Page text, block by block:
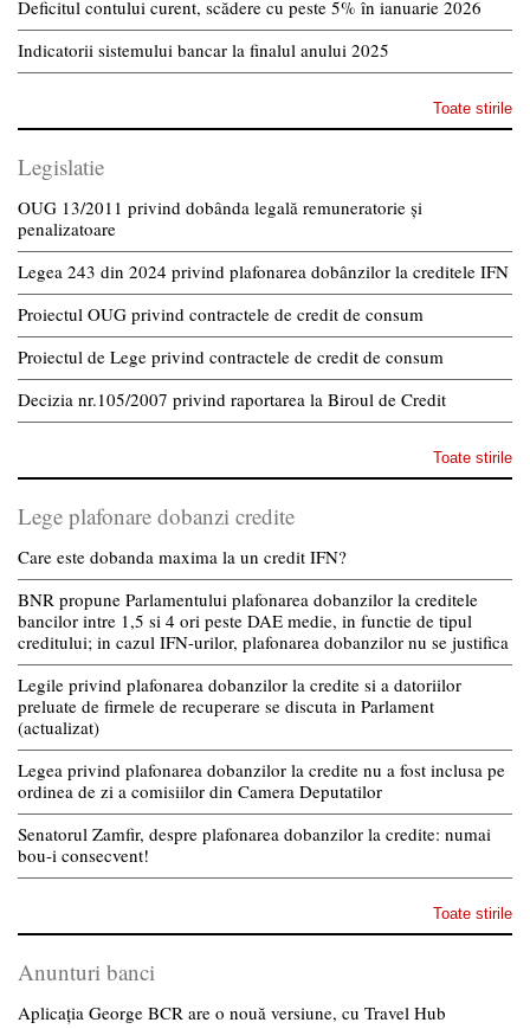
Deficitul contului curent, scădere cu peste 5% în ianuarie 2026
Indicatorii sistemului bancar la finalul anului 2025
Toate stirile
Legislatie
OUG 13/2011 privind dobânda legală remuneratorie și
penalizatoare
Legea 243 din 2024 privind plafonarea dobânzilor la creditele IFN
Proiectul OUG privind contractele de credit de consum
Proiectul de Lege privind contractele de credit de consum
Decizia nr.105/2007 privind raportarea la Biroul de Credit
Toate stirile
Lege plafonare dobanzi credite
Care este dobanda maxima la un credit IFN?
BNR propune Parlamentului plafonarea dobanzilor la creditele
bancilor intre 1,5 si 4 ori peste DAE medie, in functie de tipul
creditului; in cazul IFN-urilor, plafonarea dobanzilor nu se justifica
Legile privind plafonarea dobanzilor la credite si a datoriilor
preluate de firmele de recuperare se discuta in Parlament
(actualizat)
Legea privind plafonarea dobanzilor la credite nu a fost inclusa pe
ordinea de zi a comisiilor din Camera Deputatilor
Senatorul Zamfir, despre plafonarea dobanzilor la credite: numai
bou-i consecvent!
Toate stirile
Anunturi banci
Aplicația George BCR are o nouă versiune, cu Travel Hub